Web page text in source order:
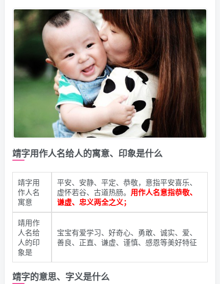
靖字用作人名给人的寓意、印象是什么
靖字用
作人名
寓意
平安、安静、平定、恭敬，意指平安喜乐、
虚怀若谷、古道热肠。 用作人名意指恭敬、
谦虚、忠义两全之义；
靖用作
人名给
人的印
象是
宝宝有爱学习、好奇心、勇敢、诚实、爱、
善良、正直、谦虚、谨慎、感恩等美好特征
靖字的意思、字义是什么